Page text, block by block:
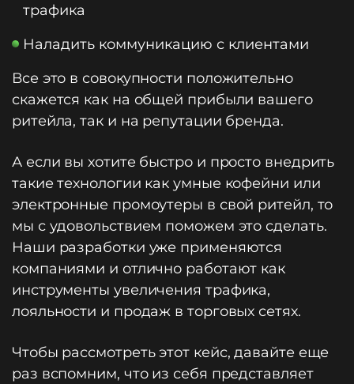
трафика
Наладить коммуникацию с клиентами
Все это в совокупности положительно
скажется как на общей прибыли вашего
ритейла, так и на репутации бренда.
А если вы хотите быстро и просто внедрить
такие технологии как умные кофейни или
электронные промоутеры в свой ритейл, то
мы с удовольствием поможем это сделать.
Наши разработки уже применяются
компаниями и отлично работают как
инструменты увеличения трафика,
лояльности и продаж в торговых сетях.
Чтобы рассмотреть этот кейс, давайте еще
раз вспомним, что из себя представляет